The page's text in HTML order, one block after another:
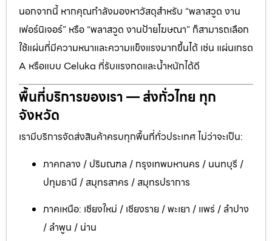
นอกจากนี้ หากคุณกำลังมองหาวัสดุสำหรับ “พลาสวูด งาน
เฟอร์นิเจอร์” หรือ “พลาสวูด งานป้ายโฆษณา” ก็สามารถเลือก
ใช้แผ่นที่มีความหนาและความแข็งแรงมากขึ้นได้ เช่น แผ่นเกรด
A หรือแบบ Celuka ที่รับแรงกดและน้ำหนักได้ดี
พื้นที่บริการของเรา — ส่งทั่วไทย ทุก
จังหวัด
เรามีบริการจัดส่งสินค้าครบทุกพื้นที่ทั่วประเทศ ไม่ว่าจะเป็น:
ภาคกลาง / ปริมณฑล / กรุงเทพมหานคร / นนทบุรี /
ปทุมธานี / สมุทรสาคร / สมุทรปราการ
ภาคเหนือ: เชียงใหม่ / เชียงราย / พะเยา / แพร่ / ลำปาง
/ ลำพูน / น่าน